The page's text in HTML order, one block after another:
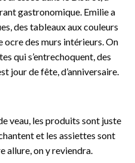
gastronomique. Emilie a
des tableaux aux couleurs
des murs intérieurs. On
qui s’entrechoquent, des
jour de fête, d’anniversaire.
veau, les produits sont juste
et les assiettes sont
allure, on y reviendra.